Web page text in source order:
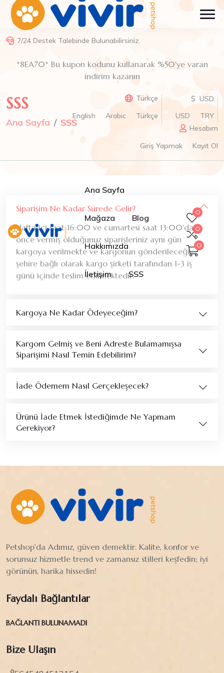
7/24 Destek Talebinde Bulunabilirsiniz.
*8EA70* Bu kupon kodunu kullanarak %50'ye varan
indirim kazanın
Türkçe
English
Arabic Türkçe
$ USD
USD
TRY
Hesabım
Giriş Yapmak
Kayıt Ol
Ana Sayfa
Mağaza Blog
Hakkımızda
İletişim SSS
0
0
0
SSS
Ana Sayfa SSS
Siparişim Ne Kadar Sürede Gelir?
Hafta içi saat 16:00 ve cumartesi saat 13:00'dan
önce vermiş olduğunuz siparişleriniz aynı gün
kargoya verilmekte ve kargonun gönderileceği
şehire bağlı olarak kargo şirketi tarafından 1-3 iş
günü içinde teslim edilmektedir.
Kargoya Ne Kadar Ödeyeceğim?
Kargom Gelmiş ve Beni Adreste Bulamamışsa
Siparişimi Nasıl Temin Edebilirim?
İade Ödemem Nasıl Gerçekleşecek?
Ürünü İade Etmek İstediğimde Ne Yapmam
Gerekiyor?
Petshop'da Adımız, güven demektir. Kalite, konfor ve
sorunsuz hizmetle trend ve zamansız stilleri keşfedin; iyi
görünün, harika hissedin!
Faydalı Bağlantılar
BAĞLANTI BULUNAMADI
Bize Ulaşın